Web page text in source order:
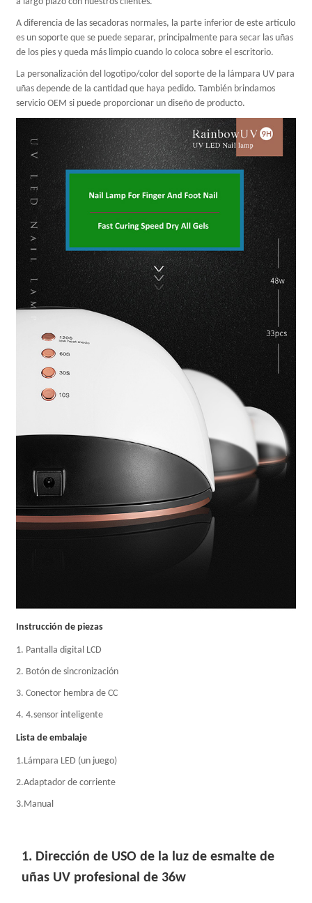
A diferencia de las secadoras normales, la parte inferior de este artículo
es un soporte que se puede separar, principalmente para secar las uñas
de los pies y queda más limpio cuando lo coloca sobre el escritorio.
La personalización del logotipo/color del soporte de la lámpara UV para
uñas depende de la cantidad que haya pedido. También brindamos
servicio OEM si puede proporcionar un diseño de producto.
Instrucción de piezas
1. Pantalla digital LCD
2. Botón de sincronización
3. Conector hembra de CC
4. 4.sensor inteligente
Lista de embalaje
1.Lámpara LED (un juego)
2.Adaptador de corriente
3.Manual
1. Dirección de USO de la luz de esmalte de
uñas UV profesional de 36w